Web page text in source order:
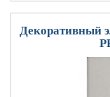
Декоративный